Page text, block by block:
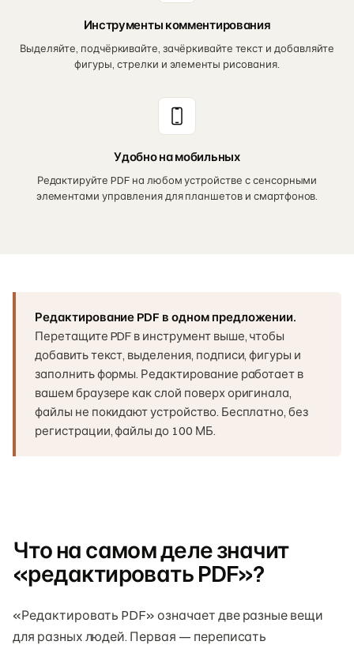
Инструменты комментирования
Выделяйте, подчёркивайте, зачёркивайте текст и добавляйте
фигуры, стрелки и элементы рисования.
Удобно на мобильных
Редактируйте PDF на любом устройстве с сенсорными
элементами управления для планшетов и смартфонов.
Редактирование PDF в одном предложении.
Перетащите PDF в инструмент выше, чтобы
добавить текст, выделения, подписи, фигуры и
заполнить формы. Редактирование работает в
вашем браузере как слой поверх оригинала,
файлы не покидают устройство. Бесплатно, без
регистрации, файлы до 100 МБ.
Что на самом деле значит
«редактировать PDF»?
«Редактировать PDF» означает две разные вещи
для разных людей. Первая — переписать